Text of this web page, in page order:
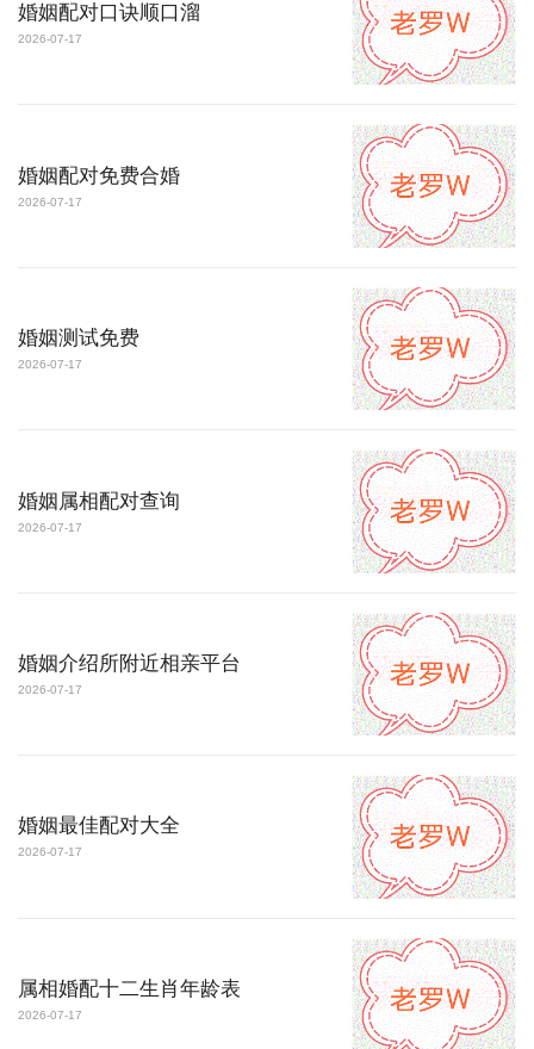
婚姻配对口诀顺口溜
2026-07-17
婚姻配对免费合婚
2026-07-17
婚姻测试免费
2026-07-17
婚姻属相配对查询
2026-07-17
婚姻介绍所附近相亲平台
2026-07-17
婚姻最佳配对大全
2026-07-17
属相婚配十二生肖年龄表
2026-07-17